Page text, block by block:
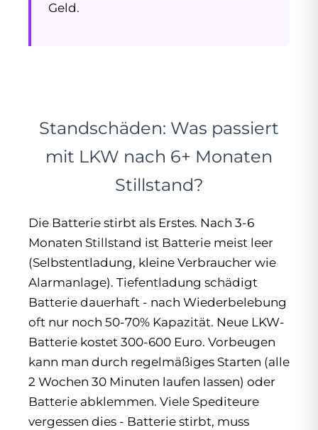
Geld.
Standschäden: Was passiert
mit LKW nach 6+ Monaten
Stillstand?
Die Batterie stirbt als Erstes. Nach 3-6
Monaten Stillstand ist Batterie meist leer
(Selbstentladung, kleine Verbraucher wie
Alarmanlage). Tiefentladung schädigt
Batterie dauerhaft - nach Wiederbelebung
oft nur noch 50-70% Kapazität. Neue LKW-
Batterie kostet 300-600 Euro. Vorbeugen
kann man durch regelmäßiges Starten (alle
2 Wochen 30 Minuten laufen lassen) oder
Batterie abklemmen. Viele Spediteure
vergessen dies - Batterie stirbt, muss